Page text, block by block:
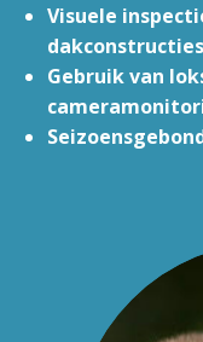
Visuele
dakconstructies
Gebruik van